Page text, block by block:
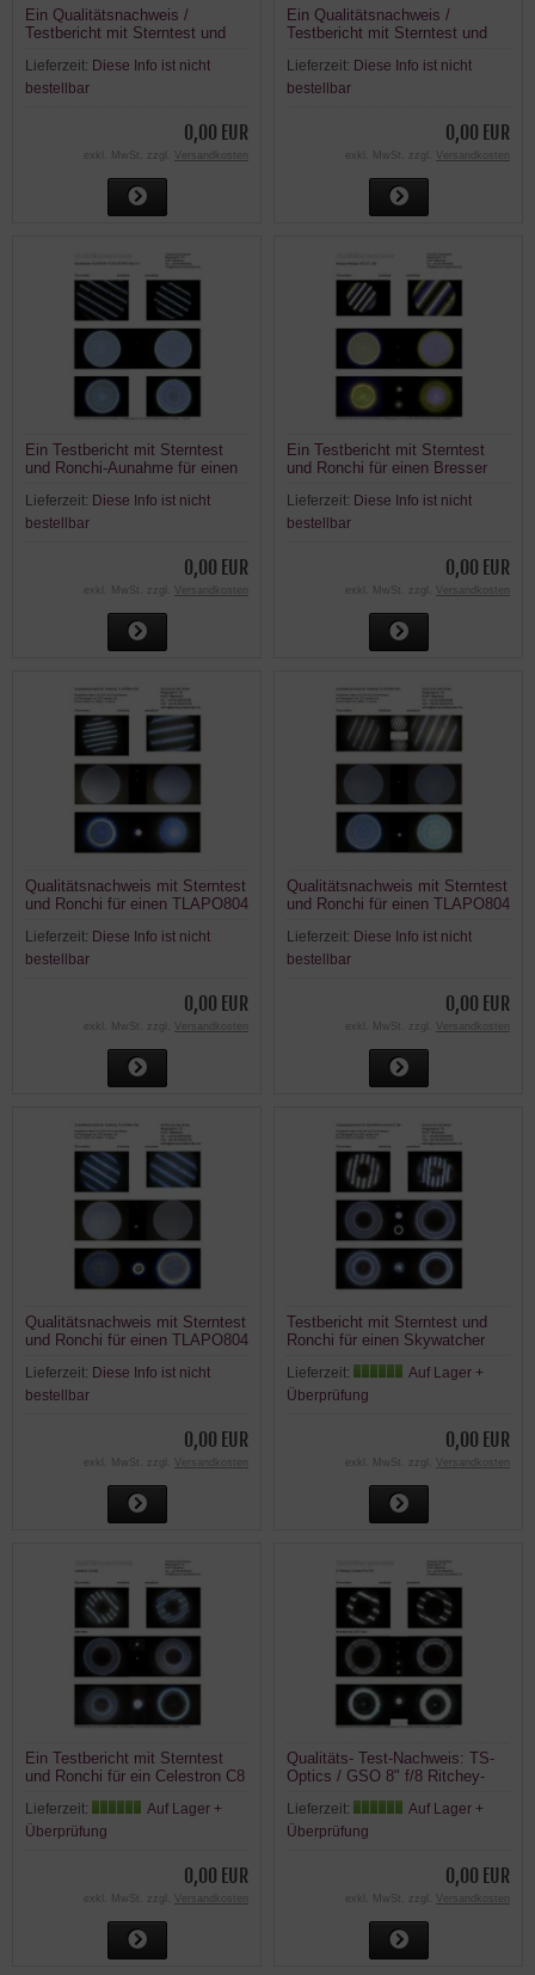
Ein Qualitätsnachweis /
Testbericht mit Sterntest und
BlackLine Skymax-90
Maksutov
Lieferzeit: Diese Info ist nicht
bestellbar
0,00 EUR
exkl. MwSt. zzgl. Versandkosten
Ein Qualitätsnachweis /
Testbericht mit Sterntest und
FRA300 Pro
Lieferzeit: Diese Info ist nicht
bestellbar
0,00 EUR
exkl. MwSt. zzgl. Versandkosten
Ein Testbericht mit Sterntest
und Ronchi-Aunahme für einen
DS PRO OTA ED-APO
Lieferzeit: Diese Info ist nicht
bestellbar
0,00 EUR
exkl. MwSt. zzgl. Versandkosten
Ein Testbericht mit Sterntest
und Ronchi für einen Bresser
Lieferzeit: Diese Info ist nicht
bestellbar
0,00 EUR
exkl. MwSt. zzgl. Versandkosten
Qualitätsnachweis mit Sterntest
und Ronchi für einen TLAPO804
APO - FPL-53 Triplet.
Lieferzeit: Diese Info ist nicht
bestellbar
0,00 EUR
exkl. MwSt. zzgl. Versandkosten
Qualitätsnachweis mit Sterntest
und Ronchi für einen TLAPO804
APO - FPL-53 Triplet.
Lieferzeit: Diese Info ist nicht
bestellbar
0,00 EUR
exkl. MwSt. zzgl. Versandkosten
Qualitätsnachweis mit Sterntest
und Ronchi für einen TLAPO804
APO - FPL-53 Triplet.
Lieferzeit: Diese Info ist nicht
bestellbar
0,00 EUR
exkl. MwSt. zzgl. Versandkosten
Testbericht mit Sterntest und
Ronchi für einen Skywatcher
Maksutov:
Lieferzeit:
Auf Lager +
Überprüfung
0,00 EUR
exkl. MwSt. zzgl. Versandkosten
Ein Testbericht mit Sterntest
und Ronchi für ein Celestron C8
Cassegrain Teleskop.
Lieferzeit:
Auf Lager +
Überprüfung
0,00 EUR
exkl. MwSt. zzgl. Versandkosten
Qualitäts- Test-Nachweis: TS-
Optics / GSO 8" f/8 Ritchey-
Pro RC Metalltubus
Lieferzeit:
Auf Lager +
Überprüfung
0,00 EUR
exkl. MwSt. zzgl. Versandkosten